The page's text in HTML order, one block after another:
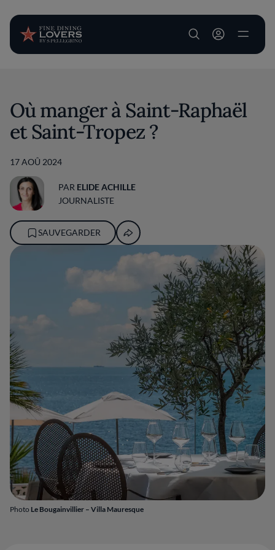
User account
Photo Le Bougainvillier – Villa Mauresque
Où manger à Saint-Raphaël
et Saint-Tropez ?
17 AOÛ 2024
PAR ELIDE ACHILLE
JOURNALISTE
SAUVEGARDER